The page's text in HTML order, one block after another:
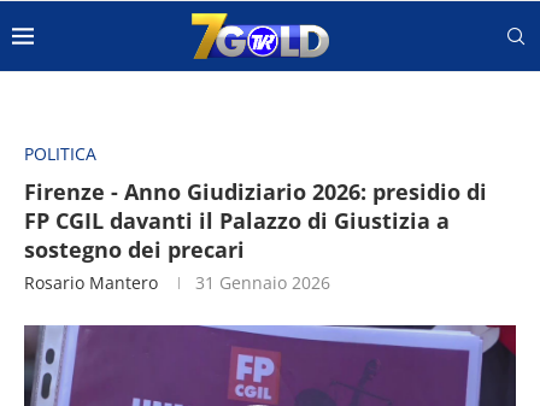
POLITICA
Firenze - Anno Giudiziario 2026: presidio di
FP CGIL davanti il Palazzo di Giustizia a
sostegno dei precari
Rosario Mantero 31 Gennaio 2026
Video
Player